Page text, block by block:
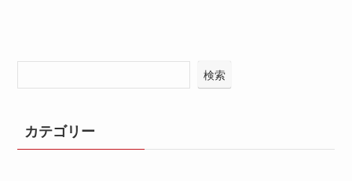
検索
カテゴリー